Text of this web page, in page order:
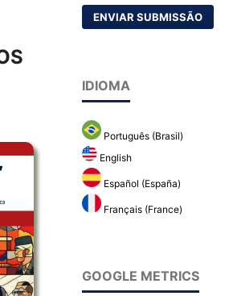
ENVIAR SUBMISSÃO
IDIOMA
Português (Brasil)
English
Español (España)
Français (France)
GOOGLE METRICS